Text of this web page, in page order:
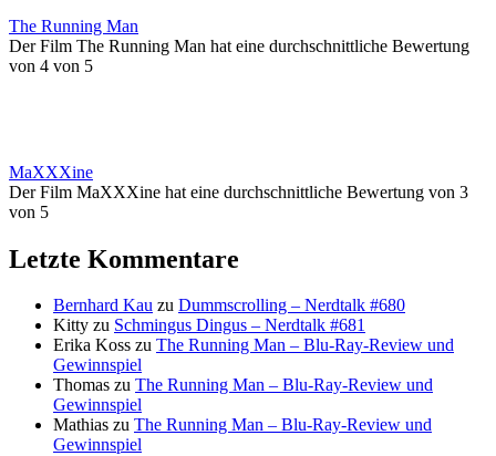
The Running Man
Der Film The Running Man hat eine durchschnittliche Bewertung
von 4 von 5
MaXXXine
Der Film MaXXXine hat eine durchschnittliche Bewertung von 3
von 5
Letzte Kommentare
Bernhard Kau zu Dummscrolling – Nerdtalk #680
Kitty zu Schmingus Dingus – Nerdtalk #681
Erika Koss zu The Running Man – Blu-Ray-Review und
Gewinnspiel
Thomas zu The Running Man – Blu-Ray-Review und
Gewinnspiel
Mathias zu The Running Man – Blu-Ray-Review und
Gewinnspiel